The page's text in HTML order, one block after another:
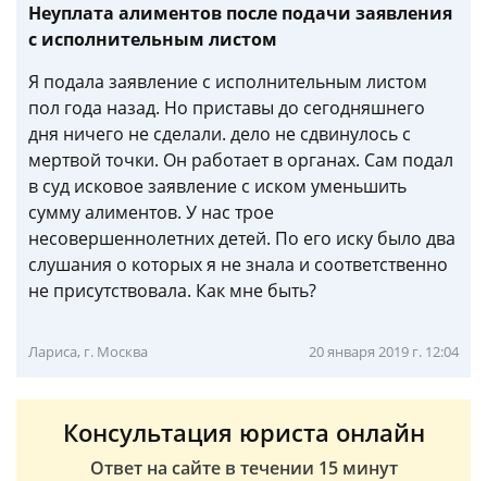
Неуплата алиментов после подачи заявления
с исполнительным листом
Я подала заявление с исполнительным листом
пол года назад. Но приставы до сегодняшнего
дня ничего не сделали. дело не сдвинулось с
мертвой точки. Он работает в органах. Сам подал
в суд исковое заявление с иском уменьшить
сумму алиментов. У нас трое
несовершеннолетних детей. По его иску было два
слушания о которых я не знала и соответственно
не присутствовала. Как мне быть?
Лариса, г. Москва 20 января 2019 г. 12:04
Консультация юриста онлайн
Ответ на сайте в течении 15 минут